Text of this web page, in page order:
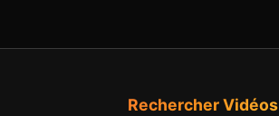
Rechercher Vidéos